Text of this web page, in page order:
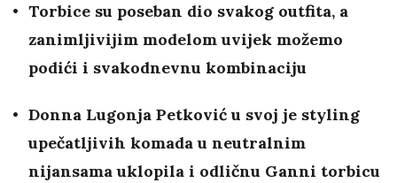
Torbice su poseban dio svakog outfita, a
zanimljivijim modelom uvijek možemo
podići i svakodnevnu kombinaciju
Donna Lugonja Petković u svoj je styling
upečatljivih komada u neutralnim
nijansama uklopila i odličnu Ganni torbicu